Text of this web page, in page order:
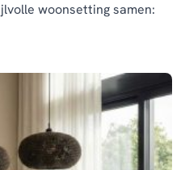
woonsetting samen: